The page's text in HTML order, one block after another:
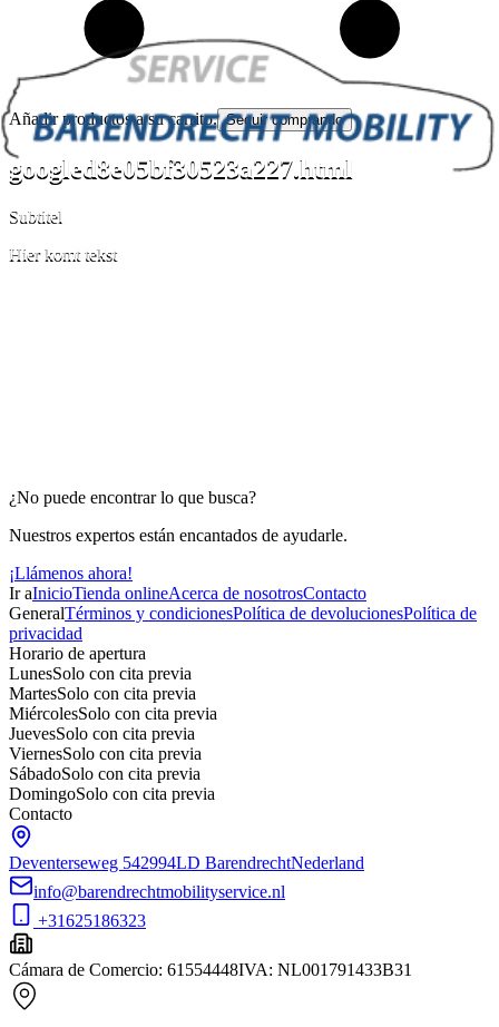
Añadir productos a su carrito. Sequir comprando
googled8e05bf30523a227.html
Subtitel
Hier komt tekst
¿No puede encontrar lo que busca?
Nuestros expertos están encantados de ayudarle.
¡Llámenos ahora!
Ir aInicioTienda onlineAcerca de nosotrosContacto
GeneralTérminos y condicionesPolítica de devolucionesPolítica de
privacidad
Horario de apertura
LunesSolo con cita previa
MartesSolo con cita previa
MiércolesSolo con cita previa
JuevesSolo con cita previa
ViernesSolo con cita previa
SábadoSolo con cita previa
DomingoSolo con cita previa
Contacto
Deventerseweg 542994LD BarendrechtNederland
info@barendrechtmobilityservice.nl
+31625186323
Cámara de Comercio: 61554448IVA: NL001791433B31